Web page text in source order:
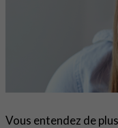
Vous entendez de